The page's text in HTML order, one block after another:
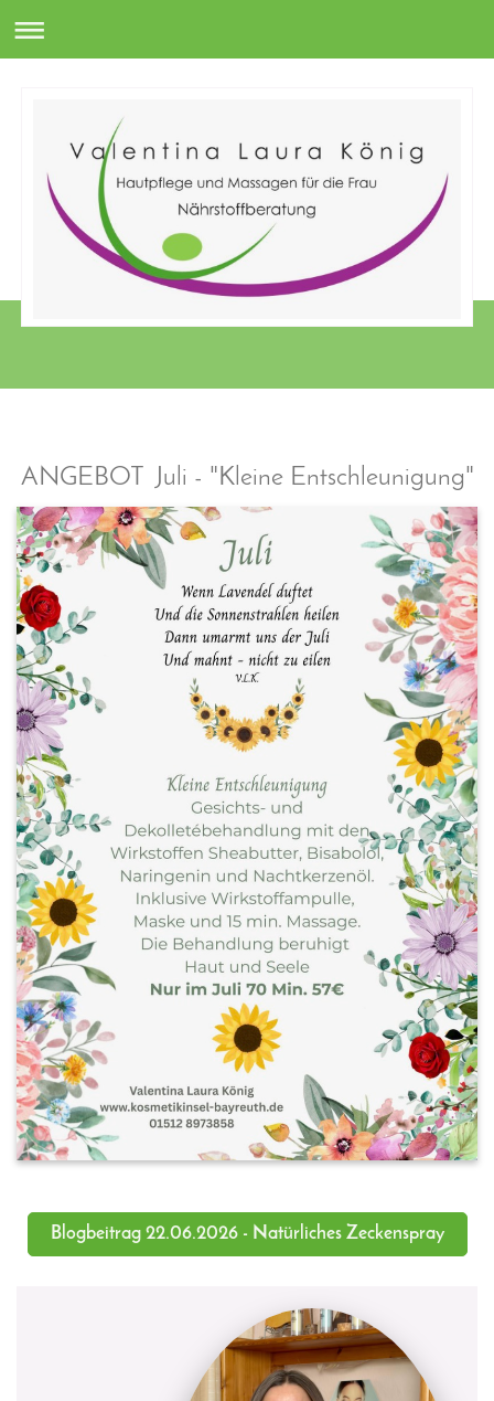
ANGEBOT Juli - "Kleine Entschleunigung"
Blogbeitrag 22.06.2026 - Natürliches Zeckenspray